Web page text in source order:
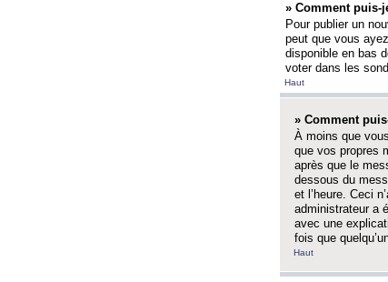
» Comment puis-
Pour publier un
peut que vous
disponible en bas
voter dans les
Haut
» Comment
À moins que
que vos propres
après que le
dessous du
et l’heure. Ceci
administrateur a
avec une
fois que
Haut